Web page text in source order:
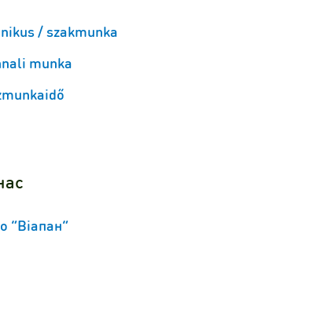
/ szakmunka
munka
“Віапан”